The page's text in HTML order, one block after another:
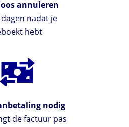
annuleren
nadat je
hebt
nodig
de factuur pas